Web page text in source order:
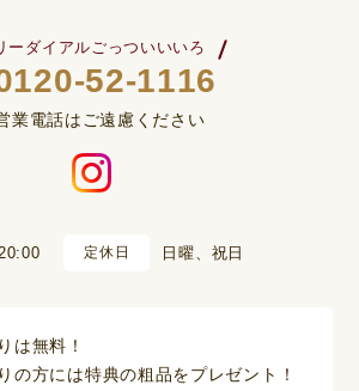
ーダイアルごっついいいろ
52-1116
業電話はご遠慮ください
定休日 日曜、祝日
は無料！
の方には特典の粗品をプレゼント！